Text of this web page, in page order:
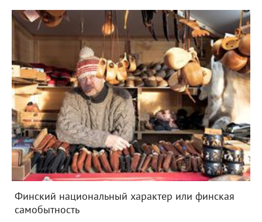
Финский национальный характер или финская
самобытность